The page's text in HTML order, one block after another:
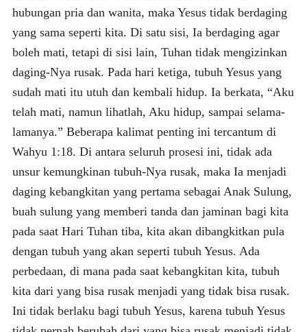
hubungan pria dan wanita, maka Yesus tidak berdaging
yang sama seperti kita. Di satu sisi, Ia berdaging agar
boleh mati, tetapi di sisi lain, Tuhan tidak mengizinkan
daging-Nya rusak. Pada hari ketiga, tubuh Yesus yang
sudah mati itu utuh dan kembali hidup. Ia berkata, “Aku
telah mati, namun lihatlah, Aku hidup, sampai selama-
lamanya.” Beberapa kalimat penting ini tercantum di
Wahyu 1:18. Di antara seluruh prosesi ini, tidak ada
unsur kemungkinan tubuh-Nya rusak, maka Ia menjadi
daging kebangkitan yang pertama sebagai Anak Sulung,
buah sulung yang memberi tanda dan jaminan bagi kita
pada saat Hari Tuhan tiba, kita akan dibangkitkan pula
dengan tubuh yang akan seperti tubuh Yesus. Ada
perbedaan, di mana pada saat kebangkitan kita, tubuh
kita dari yang bisa rusak menjadi yang tidak bisa rusak.
Ini tidak berlaku bagi tubuh Yesus, karena tubuh Yesus